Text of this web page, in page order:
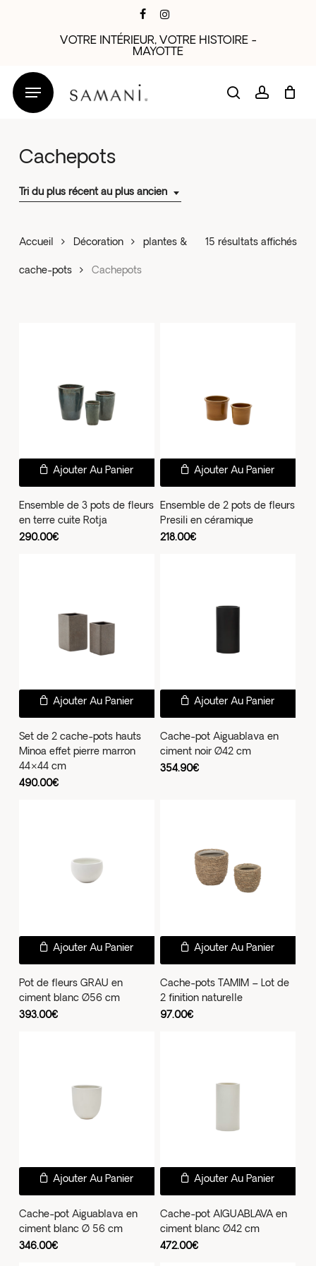
VOTRE INTÉRIEUR, VOTRE HISTOIRE -
MAYOTTE
searchaccount
Cachepots
Tri du plus récent au plus ancien
15 résultats affichésTrié
Accueil Décoration plantes &
cache-pots Cachepots
Ajouter Au Panier
Ensemble de 3 pots de fleurs
en terre cuite Rotja
290.00€
Ajouter Au Panier
Ensemble de 2 pots de fleurs
Presili en céramique
218.00€
Ajouter Au Panier
Set de 2 cache-pots hauts
Minoa effet pierre marron
44×44 cm
490.00€
Ajouter Au Panier
Cache-pot Aiguablava en
ciment noir Ø42 cm
354.90€
Ajouter Au Panier
Pot de fleurs GRAU en
ciment blanc Ø56 cm
393.00€
Ajouter Au Panier
Cache-pots TAMIM – Lot de
2 finition naturelle
97.00€
Ajouter Au Panier
Cache-pot Aiguablava en
ciment blanc Ø 56 cm
346.00€
Ajouter Au Panier
Cache-pot AIGUABLAVA en
ciment blanc Ø42 cm
472.00€